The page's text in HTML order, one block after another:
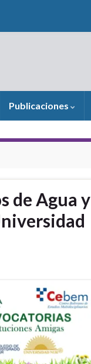
Publicaciones
de Agua y